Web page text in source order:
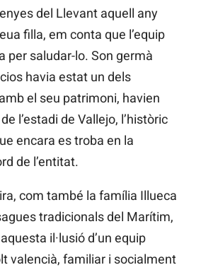
del Llevant aquell any
filla, em conta que l’equip
per saludar-lo. Son germà
havia estat un dels
el seu patrimoni, havien
l’estadi de Vallejo, l’històric
encara es troba en la
de l’entitat.
com també la família Illueca
tradicionals del Marítim,
il·lusió d’un equip
valencià, familiar i socialment